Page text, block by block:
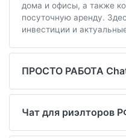
дома и офисы, а также
посуточную аренду.
инвестиции и
ПРОСТО РАБОТА
Чат для риэлторов